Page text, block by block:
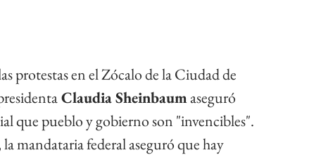
protestas en el Zócalo de la Ciudad de
Claudia Sheinbaum aseguró
que pueblo y gobierno son "invencibles".
mandataria federal aseguró que hay